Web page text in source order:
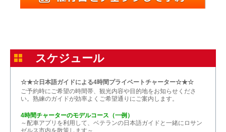
スケジュール
☆★☆日本語ガイドによる4時間プライベートチャーター☆★☆
ご予約時にご希望の時間帯、観光内容や目的地をお知らせくださ
い。熟練のガイドが効率よくご希望通りにご案内します。
4時間チャーターのモデルコース（一例）
～配車アプリを利用して、ベテランの日本語ガイドと一緒にロサン
ゼルス市内を散策します～